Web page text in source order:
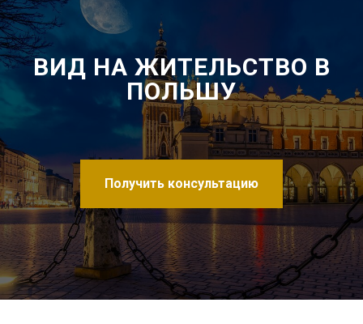
ВИД НА ЖИТЕЛЬСТВО В
ПОЛЬШУ
Получить консультацию